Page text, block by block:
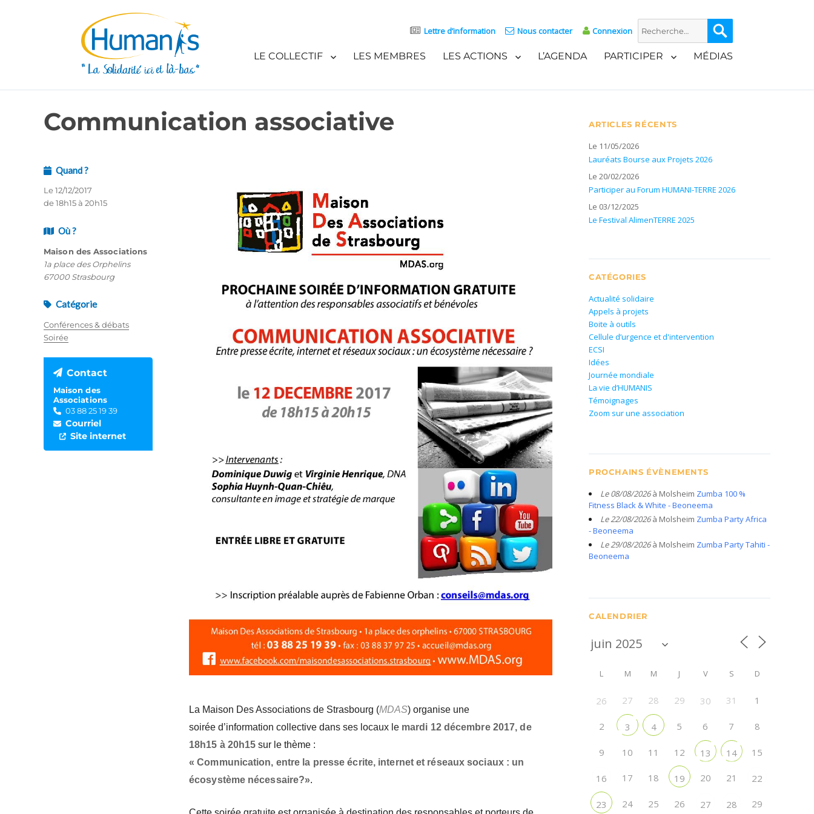
Lettre d’information Nous contacter Connexion
Recherche
pour :
LE COLLECTIF LES MEMBRES LES ACTIONS L’AGENDA PARTICIPER MÉDIAS
Communication associative
La Maison Des Associations de Strasbourg (MDAS) organise une
soirée d’information collective dans ses locaux le mardi 12 décembre 2017, de
18h15 à 20h15 sur le thème :
« Communication, entre la presse écrite, internet et réseaux sociaux : un
écosystème nécessaire?».
Quand ?
Le 12/12/2017
de 18h15 à 20h15
Où ?
Maison des Associations
1a place des Orphelins
67000 Strasbourg
Catégorie
Conférences & débats
Soirée
Contact
Maison des
Associations
03 88 25 19 39
Courriel
Site internet
ARTICLES RÉCENTS
Le 11/05/2026
Lauréats Bourse aux Projets 2026
Le 20/02/2026
Participer au Forum HUMANI-TERRE 2026
Le 03/12/2025
Le Festival AlimenTERRE 2025
CATÉGORIES
Actualité solidaire
Appels à projets
Boite à outils
Cellule d’urgence et d'intervention
ECSI
Idées
Journée mondiale
La vie d’HUMANIS
Témoignages
Zoom sur une association
PROCHAINS ÉVÈNEMENTS
Le 08/08/2026à Molsheim Zumba 100 %
Fitness Black & White - Beoneema
Le 22/08/2026à Molsheim Zumba Party Africa
- Beoneema
Le 29/08/2026à Molsheim Zumba Party Tahiti -
Beoneema
CALENDRIER
L M M J V S D
26 27 28 29 30 31 1
2 3 4 5 6 7 8
9 10 11 12 13 14 15
16 17 18 19 20 21 22
23 24 25 26 27 28 29